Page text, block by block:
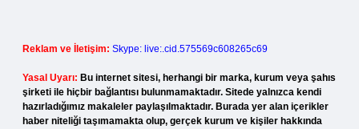
Reklam ve İletişim: Skype: live:.cid.575569c608265c69
Yasal Uyarı: Bu internet sitesi, herhangi bir marka, kurum veya şahıs
şirketi ile hiçbir bağlantısı bulunmamaktadır. Sitede yalnızca kendi
hazırladığımız makaleler paylaşılmaktadır. Burada yer alan içerikler
haber niteliği taşımamakta olup, gerçek kurum ve kişiler hakkında